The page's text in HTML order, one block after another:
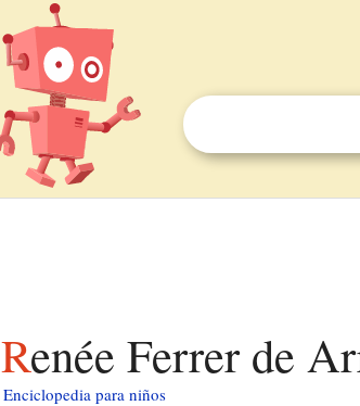
Renée Ferrer de
Enciclopedia para niños